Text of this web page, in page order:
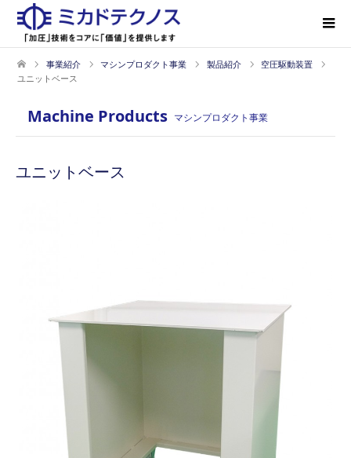
事業紹介 マシンプロダクト事業 製品紹介
空圧駆動装置
ユニットベース
Machine Products マシンプロダクト事業
ユニットベース